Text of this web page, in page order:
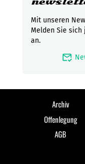
Mit unseren
Melden Sie
an.
mark_email_read
Archiv
Offenlegung
AGB